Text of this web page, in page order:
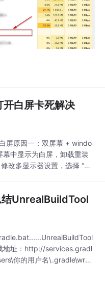
白屏卡死解决
屏原因一：双屏幕 + windo
中显示为白屏，卸载重装
改多显示器设置，选择 “复
障.win + r
UnrealBuildTool
地址：http://services.gradl
你的用户名\.gradle\wrap